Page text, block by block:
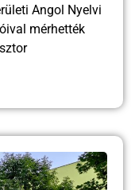
Angol Nyelvi
mérhették